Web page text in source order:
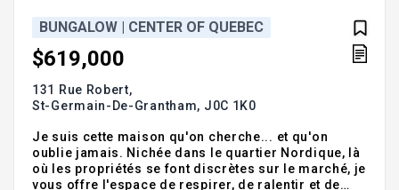
BUNGALOW | CENTER OF QUEBEC
$619,000
131 Rue Robert,
St-Germain-De-Grantham, J0C 1K0
Je suis cette maison qu'on cherche... et qu'on
oublie jamais. Nichée dans le quartier Nordique, là
où les propriétés se font discrètes sur le marché, je
vous offre l'espace de respirer, de ralentir et de